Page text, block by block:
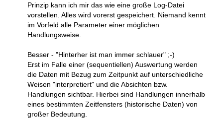
Prinzip kann ich mir das wie eine große Log-Datei
vorstellen. Alles wird vorerst gespeichert. Niemand kennt
im Vorfeld alle Parameter einer möglichen
Handlungsweise.
Besser - "Hinterher ist man immer schlauer" ;-)
Erst im Falle einer (sequentiellen) Auswertung werden
die Daten mit Bezug zum Zeitpunkt auf unterschiedliche
Weisen "interpretiert" und die Absichten bzw.
Handlungen sichtbar. Hierbei sind Handlungen innerhalb
eines bestimmten Zeitfensters (historische Daten) von
großer Bedeutung.